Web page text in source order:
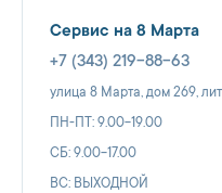
Сервис на 8 Марта
+7 (343) 219-88-63
улица 8 Марта, дом 269,
ПН-ПТ: 9.00-19.00
СБ: 9.00-17.00
ВС: ВЫХОДНОЙ